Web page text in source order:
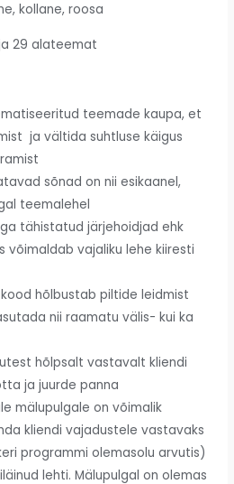
kollane, roosa
29 alateemat
teemade kaupa, et
ja vältida suhtluse käigus
sõnad on nii esikaanel,
teemalehel
tähistatud järjehoidjad ehk
võimaldab vajaliku lehe kiiresti
hõlbustab piltide leidmist
nii raamatu välis- kui ka
hõlpsalt vastavalt kliendi
ja juurde panna
mälupulgale on võimalik
kliendi vajadustele vastavaks
programmi olemasolu arvutis)
lehti. Mälupulgal on olemas